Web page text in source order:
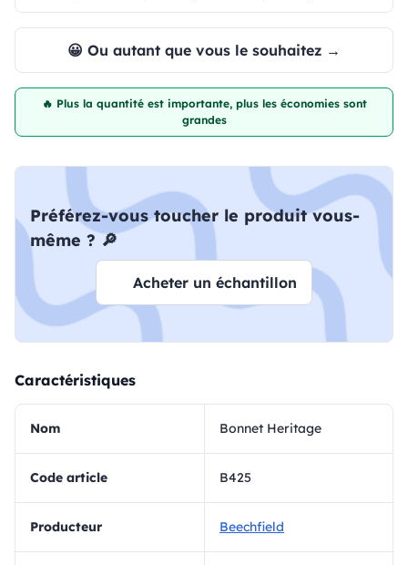
😀 Ou autant que vous le souhaitez →
🔥 Plus la quantité est importante, plus les économies sont
grandes
Préférez-vous toucher le produit vous-
même ? 🔎
Acheter un échantillon
Caractéristiques
Nom Bonnet Heritage
Code article B425
Producteur Beechfield